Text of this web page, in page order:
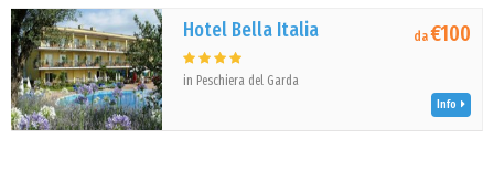
Hotel Bella Italia
in Peschiera del Garda
da€100
Info